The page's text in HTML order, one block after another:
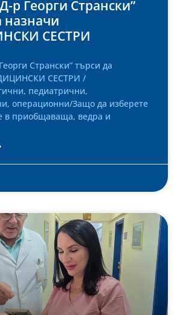
р Георги Странски”
назначи
СЕСТРИ
Странски” търси да
СЕСТРИ /
педиатрични,
операционни/Защо да изберете
в приобщаваща, ведра и